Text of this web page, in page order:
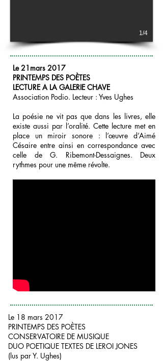
1/4
Le 21mars 2017
PRINTEMPS DES POÈTES
LECTURE A LA GALERIE CHAVE
Association Podio. Lecteur : Yves Ughes
La poésie ne vit pas que dans les livres, elle
existe aussi par l’oralité. Cette lecture met en
place un miroir sonore : l’œuvre d’Aimé
Césaire entre ainsi en correspondance avec
celle de G. Ribemont-Dessaignes. Deux
rythmes pour une même révolte.
Le 18 mars 2017
PRINTEMPS DES POÈTES
CONSERVATOIRE DE MUSIQUE
DUO POETIQUE TEXTES DE LEROI JONES
(lus par Y. Ughes)